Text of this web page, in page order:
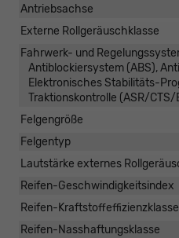
Antriebsachse
Externe Rollgeräuschklasse
Fahrwerk- und
Antiblockiersystem (ABS),
Elektronisches Stabilitäts-
Traktionskontrolle (ASR/
Felgengröße
Felgentyp
Lautstärke externes
Reifen-Geschwindigkeitsindex
Reifen-Kraftstoffeffizienzklasse
Reifen-Nasshaftungsklasse